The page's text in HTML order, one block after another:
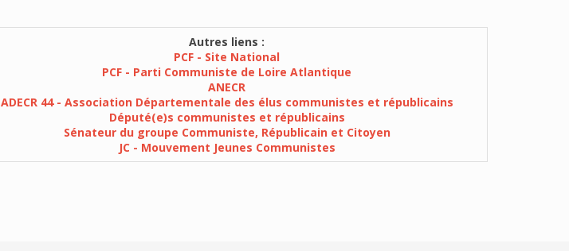
Autres liens :
PCF - Site National
PCF - Parti Communiste de Loire Atlantique
ANECR
ADECR 44 - Association Départementale des élus communistes et républicains
Député(e)s communistes et républicains
Sénateur du groupe Communiste, Républicain et Citoyen
JC - Mouvement Jeunes Communistes